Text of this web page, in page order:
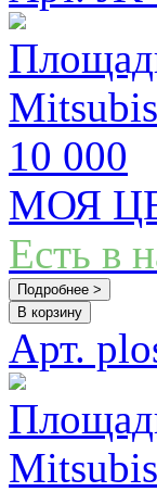
10 000
МОЯ
Есть в
Подробнее >
В корзину
Арт.